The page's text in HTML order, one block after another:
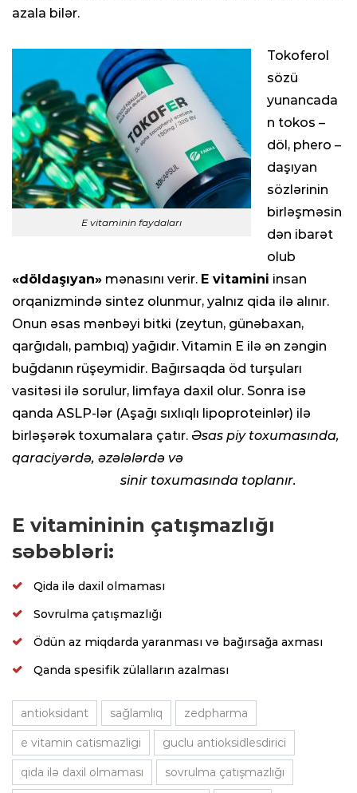
azala bilər.
E vitaminin faydaları
Tokoferol
sözü
yunancada
n tokos –
döl, phero –
daşıyan
sözlərinin
birləşməsin
dən ibarət
olub
«döldaşıyan» mənasını verir. E vitamini insan
orqanizmində sintez olunmur, yalnız qida ilə alınır.
Onun əsas mənbəyi bitki (zeytun, günəbaxan,
qarğıdalı, pambıq) yağıdır. Vitamin E ilə ən zəngin
buğdanın rüşeymidir. Bağırsaqda öd turşuları
vasitəsi ilə sorulur, limfaya daxil olur. Sonra isə
qanda ASLP-lər (Aşağı sıxlıqlı lipoproteinlər) ilə
birləşərək toxumalara çatır. Əsas piy toxumasında,
qaraciyərdə, əzələlərdə və
sinir toxumasında toplanır.
E vitamininin çatışmazlığı
səbəbləri:
Qida ilə daxil olmaması
Sovrulma çatışmazlığı
Ödün az miqdarda yaranması və bağırsağa axması
Qanda spesifik zülalların azalması
antioksidant sağlamlıq zedpharma
e vitamin catismazligi guclu antioksidlesdirici
qida ilə daxil olmaması sovrulma çatışmazlığı